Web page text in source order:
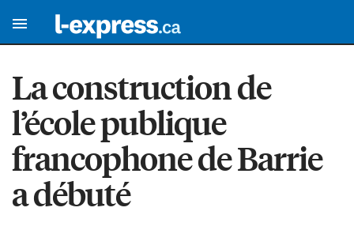
La construction de
l’école publique
francophone de Barrie
a débuté